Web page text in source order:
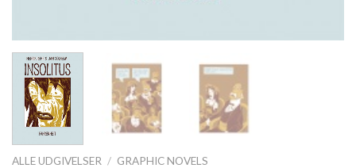
ALLE UDGIVELSER / GRAPHIC NOVELS